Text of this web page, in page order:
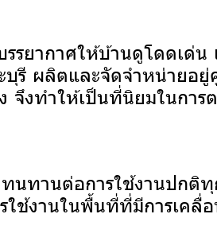
รยากาศให้บ้านดูโดดเด่น
บุรี ผลิตและจัดจำหน่ายอ
งทำให้เป็นที่นิยมในการ
นทานต่อการใช้งานปกติ
ช้งานในพื้นที่ที่มีการเคลื่